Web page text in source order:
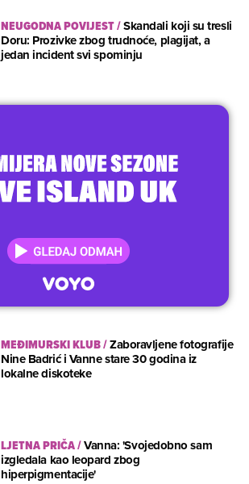
NEUGODNA POVIJEST/Skandali koji su tresli
Doru: Prozivke zbog trudnoće, plagijat, a
jedan incident svi spominju
MEĐIMURSKI KLUB/Zaboravljene fotografije
Nine Badrić i Vanne stare 30 godina iz
lokalne diskoteke
LJETNA PRIČA/Vanna: 'Svojedobno sam
izgledala kao leopard zbog
hiperpigmentacije'